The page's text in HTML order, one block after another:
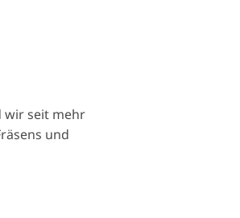
wir seit mehr
und